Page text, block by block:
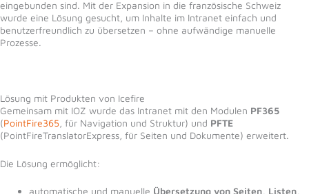
eingebunden sind. Mit der Expansion in die französische Schweiz
wurde eine Lösung gesucht, um Inhalte im Intranet einfach und
benutzerfreundlich zu übersetzen – ohne aufwändige manuelle
Prozesse.
Lösung mit Produkten von Icefire
Gemeinsam mit IOZ wurde das Intranet mit den Modulen PF365
(PointFire365 , für Navigation und Struktur) und PFTE
(PointFireTranslatorExpress, für Seiten und Dokumente) erweitert.
Die Lösung ermöglicht:
automatische und manuelle Übersetzung von Seiten, Listen,